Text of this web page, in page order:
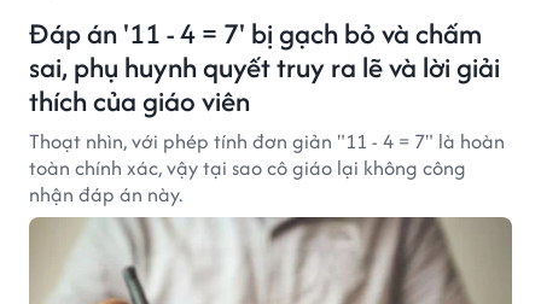
Đáp án '11 - 4 = 7' bị gạch bỏ và chấm
sai, phụ huynh quyết truy ra lẽ và lời giải
thích của giáo viên
Thoạt nhìn, với phép tính đơn giản "11 - 4 = 7" là hoàn
toàn chính xác, vậy tại sao cô giáo lại không công
nhận đáp án này.